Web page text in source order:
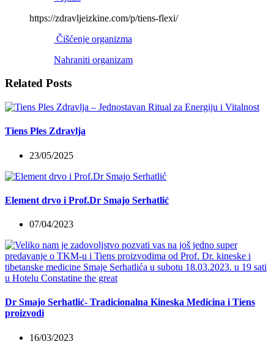
https://zdravljeizkine.com/p/tiens-flexi/
Čišćenje organizma
Nahraniti organizam
Related Posts
Tiens Ples Zdravlja
23/05/2025
Element drvo i Prof.Dr Smajo Serhatlić
07/04/2023
Dr Smajo Serhatlić- Tradicionalna Kineska Medicina i Tiens
proizvodi
16/03/2023